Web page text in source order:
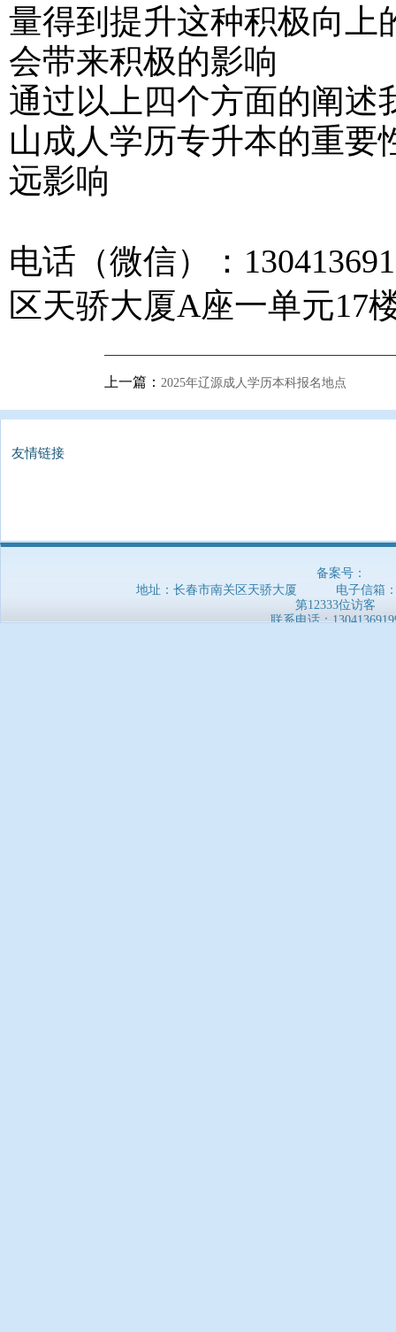
量得到提升这种积极向上
会带来积极的影响
通过以上四个方面的阐述
山成人学历专升本的重要
远影响
电话（微信）：
区天骄大厦A座一单元17
上一篇： 2025年辽源成人学历本科报名地点
友情链接
备案号：
地址：长春市南关区天骄大厦 电子信箱：
第12333位访客
联系电话：